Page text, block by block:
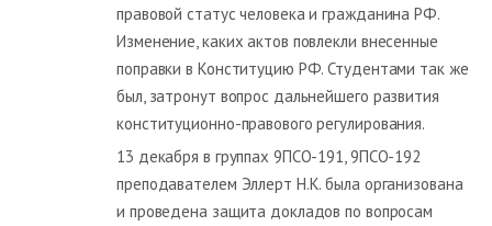
правовой статус человека и гражданина РФ.
Изменение, каких актов повлекли внесенные
поправки в Конституцию РФ. Студентами так же
был, затронут вопрос дальнейшего развития
конституционно-правового регулирования.
13 декабря в группах 9ПСО-191, 9ПСО-192
преподавателем Эллерт Н.К. была организована
и проведена защита докладов по вопросам